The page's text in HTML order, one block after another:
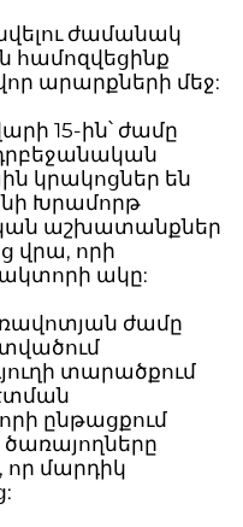
ժամանակ
համոզվեցինք
արարքների մեջ:
15-ին՝ ժամը
կրակոցներ են
Խրամորթ
աշխատանքներ
վրա, որի
ակը:
ժամը
տարածքում
ընթացքում
որ մարդիկ